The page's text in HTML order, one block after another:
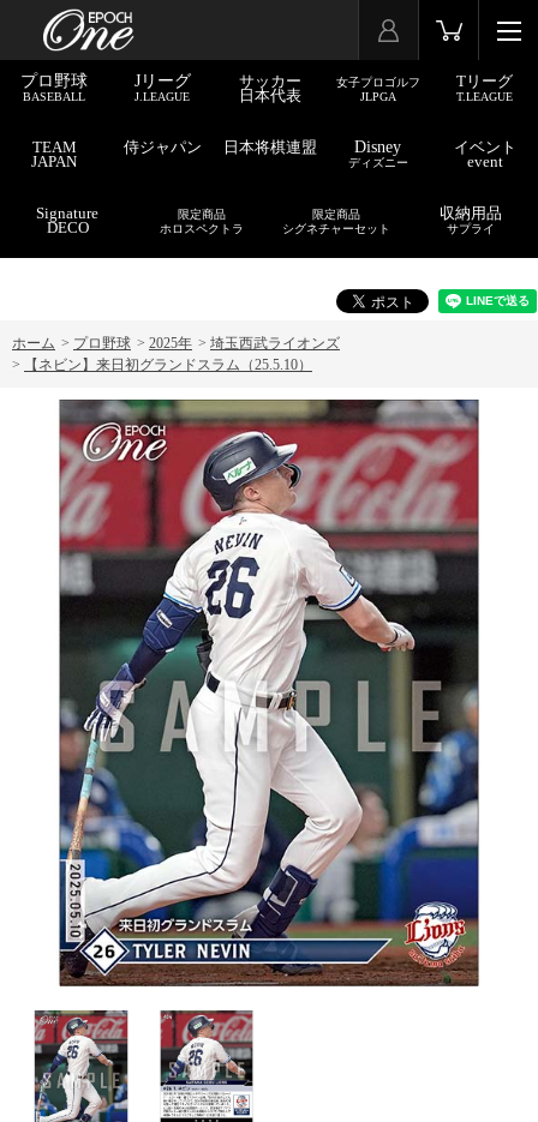
プロ野球
BASEBALL
Jリーグ
J.LEAGUE
サッカー
日本代表
女子プロゴルフ
JLPGA
Tリーグ
T.LEAGUE
TEAM
JAPAN
侍ジャパン 日本将棋連盟 Disney
ディズニー
イベント
event
Signature
DECO
限定商品
ホロスペクトラ
限定商品
シグネチャーセット
収納用品
サプライ
ホーム > プロ野球 > 2025年 > 埼玉西武ライオンズ
>
【ネビン】来日初グランドスラム（25.5.10）